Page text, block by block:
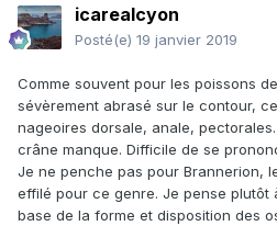
icarealcyon
Posté(e) 19 janvier 2019
Comme souvent pour les poissons
sévèrement abrasé sur le contour,
nageoires dorsale, anale,
crâne manque. Difficile de se
Je ne penche pas pour Brannerion,
effilé pour ce genre. Je pense plutôt
base de la forme et disposition des